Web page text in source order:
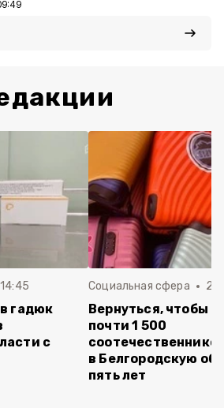
гадюк
с
Социальная сфера 20
Вернуться, чтобы
почти 1 500
в Белгородскую
пять лет